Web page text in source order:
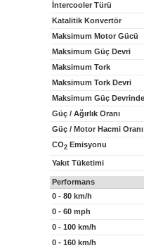
İntercooler Türü
Katalitik Konvertör
Maksimum Motor Gücü
Maksimum Güç Devri
Maksimum Tork
Maksimum Tork Devri
Maksimum Güç
Güç / Ağırlık Oranı
Güç / Motor Hacmi Oranı
CO2 Emisyonu
Yakıt Tüketimi
Performans
0 - 80 km/h
0 - 60 mph
0 - 100 km/h
0 - 160 km/h